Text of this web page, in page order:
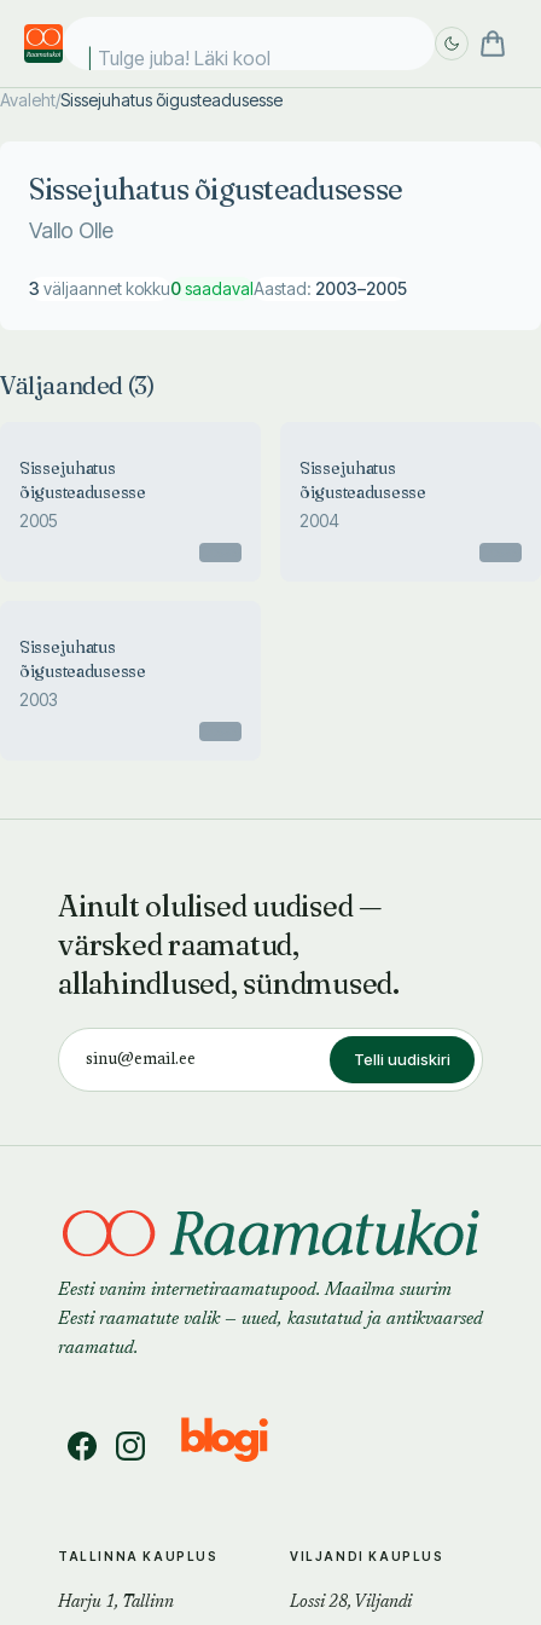
Tulge juba! Läki kooli
Avaleht/Sissejuhatus õigusteadusesse
Sissejuhatus õigusteadusesse
Vallo Olle
3 väljaannet kokku0saadavalAastad: 2003–2005
Väljaanded (3)
Sissejuhatus
õigusteadusesse
2005
Sissejuhatus
õigusteadusesse
2004
Sissejuhatus
õigusteadusesse
2003
Ainult olulised uudised —
värsked raamatud,
allahindlused, sündmused.
Telli uudiskiri
Eesti vanim internetiraamatupood. Maailma suurim
Eesti raamatute valik — uued, kasutatud ja antikvaarsed
raamatud.
TALLINNA KAUPLUS
Harju 1, Tallinn
VILJANDI KAUPLUS
Lossi 28, Viljandi